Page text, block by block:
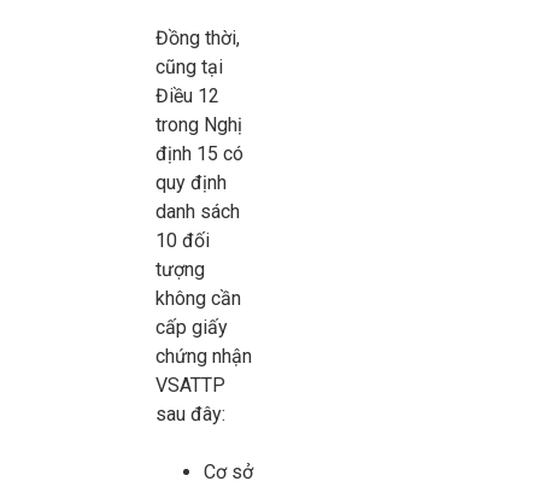
Đồng thời,
cũng tại
Điều 12
trong Nghị
định 15 có
quy định
danh sách
10 đối
tượng
không cần
cấp giấy
chứng nhận
VSATTP
sau đây:
Cơ sở